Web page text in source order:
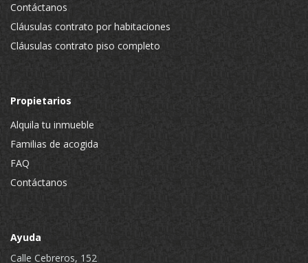
Contáctanos
Cláusulas contrato por habitaciones
Cláusulas contrato piso completo
Propietarios
Alquila tu inmueble
Familias de acogida
FAQ
Contáctanos
Ayuda
Calle Cebreros, 152